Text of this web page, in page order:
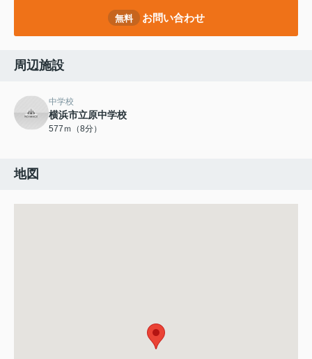
無料 お問い合わせ
周辺施設
中学校
横浜市立原中学校
577ｍ（8分）
地図